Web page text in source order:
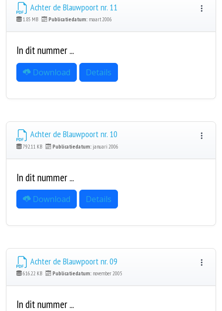
Achter de Blauwpoort nr. 11
1.85 MB Publicatiedatum: maart 2006
In dit nummer ...
Download Details
Achter de Blauwpoort nr. 10
792.11 KB Publicatiedatum: januari 2006
In dit nummer ...
Download Details
Achter de Blauwpoort nr. 09
616.22 KB Publicatiedatum: november 2005
In dit nummer ...